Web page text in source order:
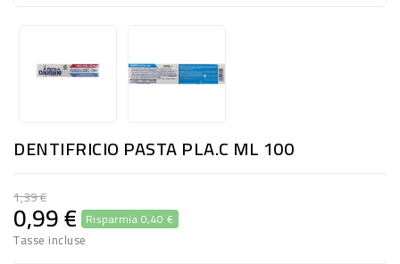
INFANZIA
E
FARINA
DIETETICO
NATURALI
DENTIFRICIO PASTA PLA.C ML 100
1,39 €
0,99 € Risparmia 0,40 €
Tasse incluse